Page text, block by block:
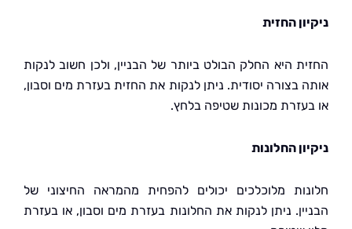
החזית
היא החלק הבולט ביותר של הבניין, ולכן חשוב לנקות
בצורה יסודית. ניתן לנקות את החזית בעזרת מים וסבון,
מכונות שטיפה בלחץ.
החלונות
מלוכלכים יכולים להפחית מהמראה החיצוני של
ניתן לנקות את החלונות בעזרת מים וסבון, או בעזרת